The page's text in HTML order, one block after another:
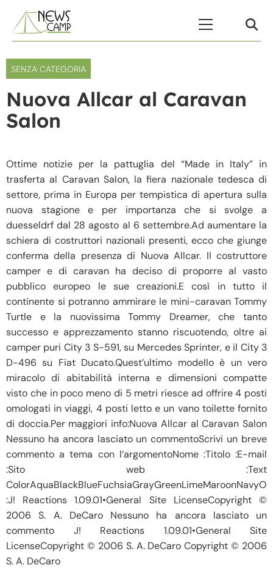
SENZA CATEGORIA
Nuova Allcar al Caravan
Salon
Ottime notizie per la pattuglia del “Made in Italy” in
trasferta al Caravan Salon, la fiera nazionale tedesca di
settore, prima in Europa per tempistica di apertura sulla
nuova stagione e per importanza che si svolge a
duesseldrf dal 28 agosto al 6 settembre.Ad aumentare la
schiera di costruttori nazionali presenti, ecco che giunge
conferma della presenza di Nuova Allcar. Il costruttore
camper e di caravan ha deciso di proporre al vasto
pubblico europeo le sue creazioni.E così in tutto il
continente si potranno ammirare le mini-caravan Tommy
Turtle e la nuovissima Tommy Dreamer, che tanto
successo e apprezzamento stanno riscuotendo, oltre ai
camper puri City 3 S-591, su Mercedes Sprinter, e il City 3
D-496 su Fiat Ducato.Quest’ultimo modello è un vero
miracolo di abitabilità interna e dimensioni compatte
visto che in poco meno di 5 metri riesce ad offrire 4 posti
omologati in viaggi, 4 posti letto e un vano toilette fornito
di doccia.Per maggiori info:Nuova Allcar al Caravan Salon
Nessuno ha ancora lasciato un commentoScrivi un breve
commento a tema con l’argomentoNome :Titolo :E-mail
:Sito web :Text
:J! Reactions 1.09.01•General Site LicenseCopyright ©
2006 S. A. DeCaro Nessuno ha ancora lasciato un
commento J! Reactions 1.09.01•General Site
LicenseCopyright © 2006 S. A. DeCaro Copyright © 2006
S. A. DeCaro